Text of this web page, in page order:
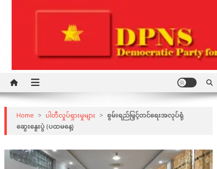
DPNS
Home > ပါတီလှုပ်ရှားမှုများ > စွမ်းရည်မြှင့်တင်ရေးအလုပ်ရုံ
ဆွေးနွေးပွဲ (ပထမနေ့)